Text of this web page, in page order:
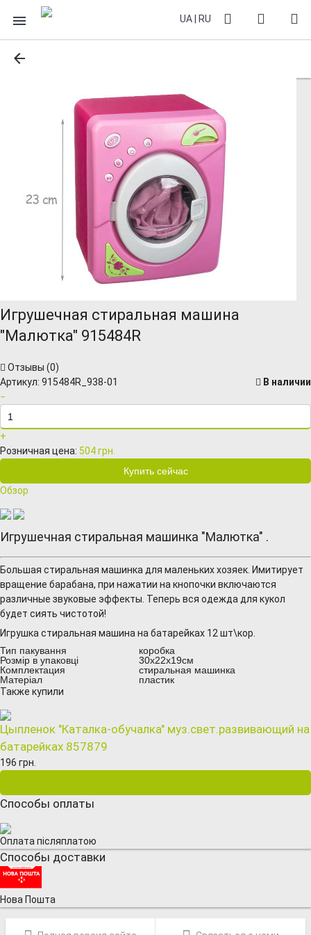
UA RU
Игрушечная стиральная машина
"Малютка" 915484R
Отзывы (0)
Артикул: 915484R_938-01
В наличии
−
+
Розничная цена: 504 грн.
Обзор
Игрушечная стиральная машинка "Малютка" .
Большая стиральная машинка для маленьких хозяек. Имитирует
вращение барабана, при нажатии на кнопочки включаются
различные звуковые эффекты. Теперь вся одежда для кукол
будет сиять чистотой!
Игрушка стиральная машина на батарейках 12 шт\кор.
Тип пакування
коробка
Розмір в упаковці
30х22х19см
Комплектация
стиральная машинка
Матеріал
пластик
Также купили
Цыпленок "Каталка-обучалка" муз.свет.развивающий на
батарейках 857879
196 грн.
Способы оплаты
Оплата післяплатою
Способы доставки
Нова Пошта